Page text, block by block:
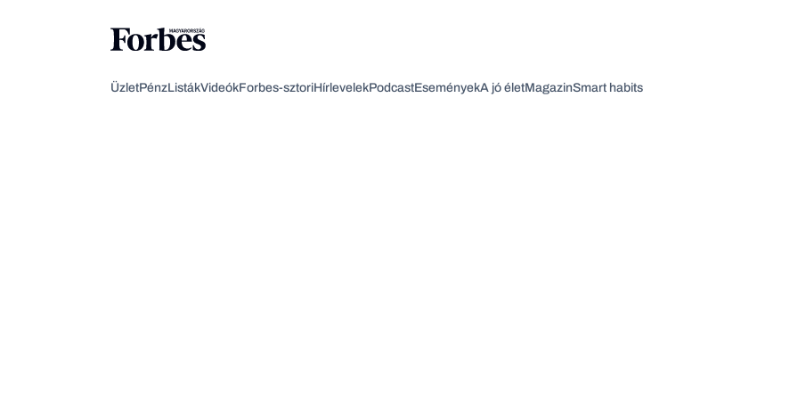
ÜzletPénzListákVideókForbes-sztoriHírlevelekPodcastEseményekA jó életMagazinSmart habits